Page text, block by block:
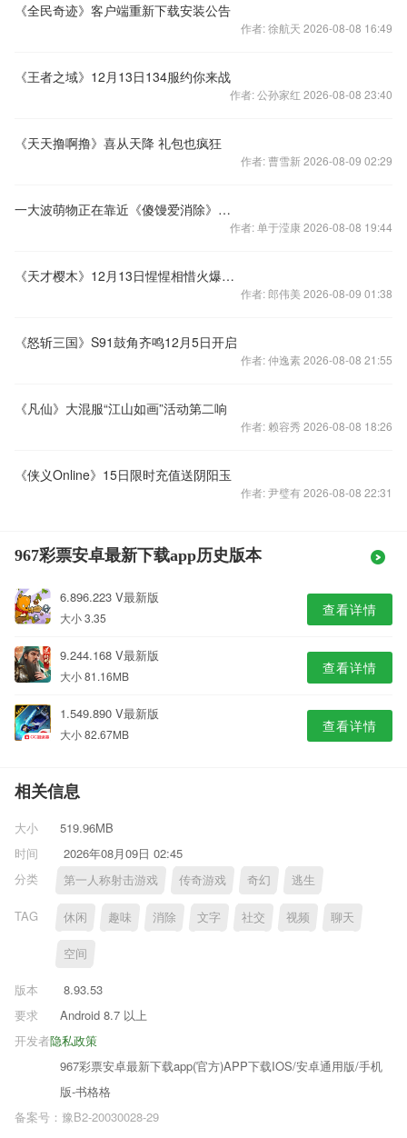
《全民奇迹》客户端重新下载安装公告
作者: 徐航天 2026-08-08 16:49
《王者之域》12月13日134服约你来战
作者: 公孙家红 2026-08-08 23:40
《天天撸啊撸》喜从天降 礼包也疯狂
作者: 曹雪新 2026-08-09 02:29
一大波萌物正在靠近《傻馒爱消除》送福利
作者: 单于滢康 2026-08-08 19:44
《天才樱木》12月13日惺惺相惜火爆开启
作者: 郎伟美 2026-08-09 01:38
《怒斩三国》S91鼓角齐鸣12月5日开启
作者: 仲逸素 2026-08-08 21:55
《凡仙》大混服“江山如画”活动第二响
作者: 赖容秀 2026-08-08 18:26
《侠义Online》15日限时充值送阴阳玉
作者: 尹璧有 2026-08-08 22:31
967彩票安卓最新下载app历史版本
6.896.223 V最新版
大小 3.35 查看详情
9.244.168 V最新版
大小 81.16MB 查看详情
1.549.890 V最新版
大小 82.67MB 查看详情
相关信息
大小
519.96MB
时间
2026年08月09日 02:45
分类
第一人称射击游戏 传奇游戏 奇幻 逃生
TAG 休闲 趣味 消除 文字 社交 视频 聊天
空间
版本
8.93.53
要求
Android 8.7 以上
隐私政策
开发者
967彩票安卓最新下载app(官方)APP下载IOS/安卓通用版/手机
版-书格格
备案号：豫B2-20030028-29